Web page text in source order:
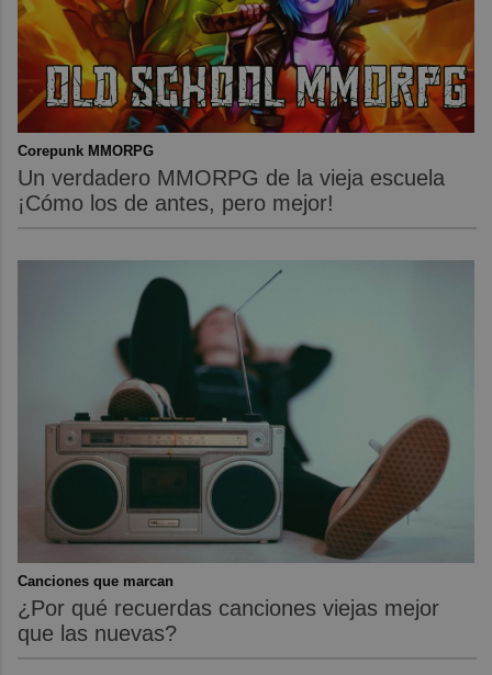
Corepunk MMORPG
Un verdadero MMORPG de la vieja escuela
¡Cómo los de antes, pero mejor!
Canciones que marcan
¿Por qué recuerdas canciones viejas mejor
que las nuevas?